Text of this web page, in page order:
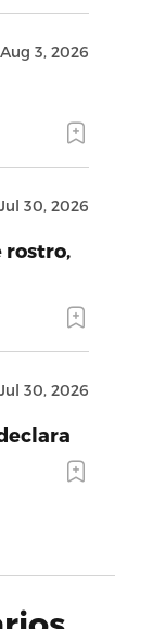
Aug 3, 2026
30, 2026
rostro,
30, 2026